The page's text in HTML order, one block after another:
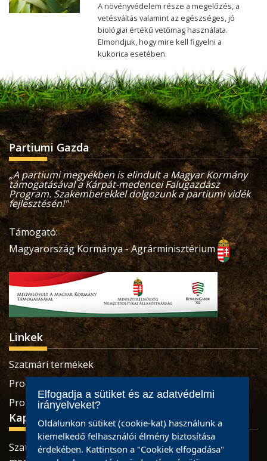
A növényvédelem része a megelőzés, a
vetésváltás valamint az egészséges, jó
biológiai értékű vetőmag használata.
Elmondjuk, hogy mire kell figyelni a
kukorica esetében.
Partiumi Gazda
„A partiumi megyékben is elindult a Magyar Kormány
támogatásával a Kárpát-medencei Falugazdász
Program. Szakemberekkel dolgozunk a partiumi vidék
fejlesztésén!"
Támogató:
Magyarország Kormánya - Agrárminisztérium
Linkek
Szatmári termékek
Produse sătmărene
Pro Economica Alapítvány
Kapcsolat
Szatmárnémeti, Retezatului utca, 32 szám, Szatmár
Elfogadja a sütiket és az adatvédelmi
irányelveket?
Oldalunkon sütiket (cookie-kat) használunk a
kiemelkedő felhasználói élmény biztosítása
érdekében. Kattintson a "Cookiek elfogadása"